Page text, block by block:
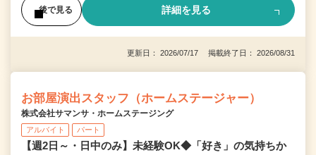
後で見る 詳細を見る
更新日： 2026/07/17 掲載終了日： 2026/08/31
お部屋演出スタッフ（ホームステージャー）
株式会社サマンサ・ホームステージング
アルバイト パート
【週2日～・日中のみ】未経験OK◆「好き」の気持ちか